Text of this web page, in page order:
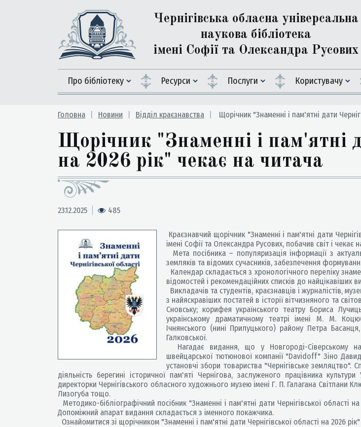
Чернігівська обласна універсальна
наукова бібліотека
імені Софії та Олександра Русових
Про бібліотеку Ресурси Послуги Користувачу
Головна Новини Відділ краєзнавства Щорічник "Знаменні і пам'ятні дати
Щорічник "Знаменні і пам'ятні
на 2026 рік" чекає на читача
23.12.2025 485
Краєзнавчий щорічник "Знаменні і пам'ятні дати
імені Софії та Олександра Русових, побачив світ і чекає
Мета посібника – популяризація інформації з
земляків та відомих сучасників, забезпечення
Календар складається з хронологічного переліку
відомостей і рекомендаційних списків до
Викладачів та студентів, краєзнавців і журналістів,
з найяскравіших постатей в історії вітчизняного та
Сновську; корифея українського театру Бориса
українському драматичному театрі імені М. М.
Ічнянського (нині Прилуцького) району Петра
Галковської.
Нагадає видання, що у Новгороді-Сіверському
швейцарської тютюнової компанії "Davidoff" Зіно
установчі збори товариства "Чернігівське
діяльність берегині історичної пам'яті Чернігова, заслуженого працівника
директорки Чернігівського обласного художнього музею імені Г. П. Галагана
Лизогуба тощо.
Методико-бібліографічний посібник "Знаменні і пам'ятні дати Чернігівської області
Допоміжний апарат видання складається з іменного покажчика.
Ознайомитися зі щорічником "Знаменні і пам'ятні дати Чернігівської області на 2026